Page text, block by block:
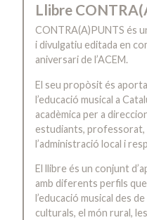
Llibre
CONTRA(A)PUNTS és
i divulgatiu editada en
aniversari de l’ACEM.
El seu propòsit és
l’educació musical a
acadèmica per a
estudiants,
l’administració local i
El llibre és un conjunt
amb diferents perfils
l’educació musical des
culturals, el món rural,